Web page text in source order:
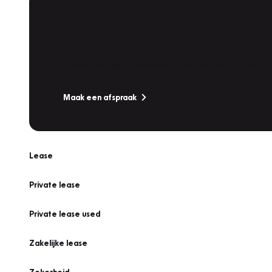
Maak een afspraak
Lease
Private lease
Private lease used
Zakelijke lease